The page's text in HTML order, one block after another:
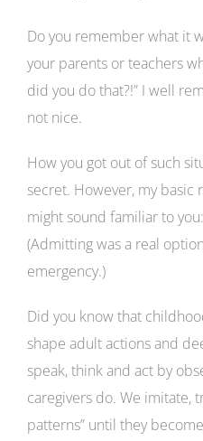
Do you remember what it
your parents or teachers
did you do that?!” I well
not nice.
How you got out of such
secret. However, my
might sound familiar to
(Admitting was a real
emergency.)
Did you know that
shape adult actions and
speak, think and act by
caregivers do. We imitate,
patterns” until they